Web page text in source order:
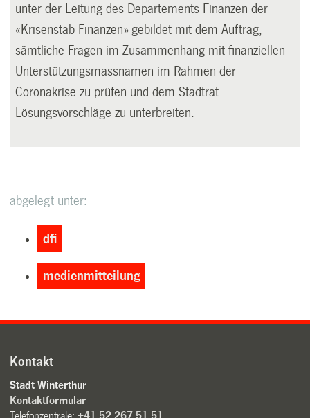
unter der Leitung des Departements Finanzen der
«Krisenstab Finanzen» gebildet mit dem Auftrag,
sämtliche Fragen im Zusammenhang mit finanziellen
Unterstützungsmassnamen im Rahmen der
Coronakrise zu prüfen und dem Stadtrat
Lösungsvorschläge zu unterbreiten.
abgelegt unter:
dfi
medienmitteilung
Kontakt
Stadt Winterthur
Kontaktformular
Telefonzentrale:+41 52 267 51 51